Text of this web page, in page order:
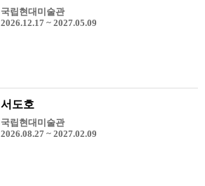
국립현대미술관
2026.12.17 ~ 2027.05.09
서도호
국립현대미술관
2026.08.27 ~ 2027.02.09